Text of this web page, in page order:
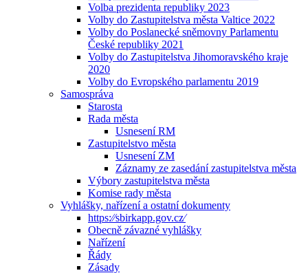
Volba prezidenta republiky 2023
Volby do Zastupitelstva města Valtice 2022
Volby do Poslanecké sněmovny Parlamentu
České republiky 2021
Volby do Zastupitelstva Jihomoravského kraje
2020
Volby do Evropského parlamentu 2019
Samospráva
Starosta
Rada města
Usnesení RM
Zastupitelstvo města
Usnesení ZM
Záznamy ze zasedání zastupitelstva města
Výbory zastupitelstva města
Komise rady města
Vyhlášky, nařízení a ostatní dokumenty
https:⁄⁄sbirkapp.gov.cz⁄
Obecně závazné vyhlášky
Nařízení
Řády
Zásady